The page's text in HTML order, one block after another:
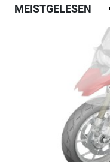
MEISTGELESEN